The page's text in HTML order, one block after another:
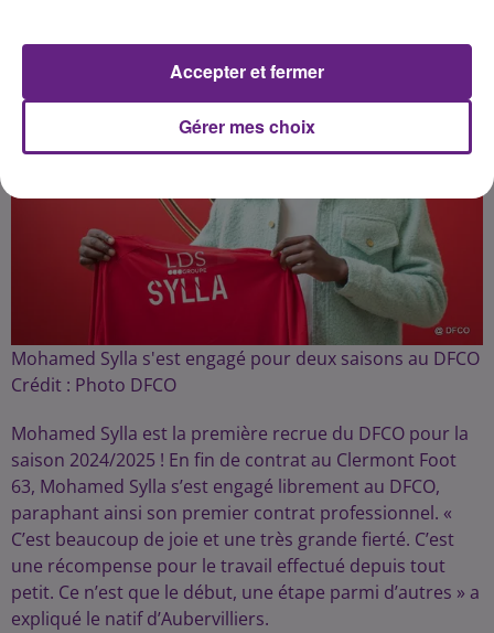
Mohamed Sylla s'est engagé pour deux saisons au DFCO
Crédit : Photo DFCO
Mohamed Sylla est la première recrue du DFCO pour la
saison 2024/2025 ! En fin de contrat au Clermont Foot
63, Mohamed Sylla s’est engagé librement au DFCO,
paraphant ainsi son premier contrat professionnel. «
C’est beaucoup de joie et une très grande fierté. C’est
une récompense pour le travail effectué depuis tout
petit. Ce n’est que le début, une étape parmi d’autres » a
expliqué le natif d’Aubervilliers.
Gérer mes choix
Accepter et fermer